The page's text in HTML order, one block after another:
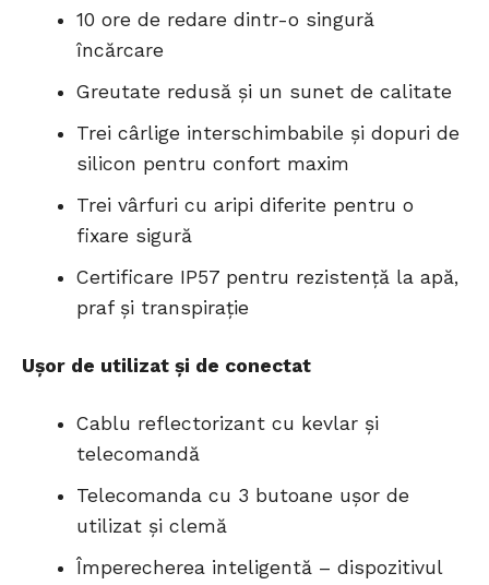
10 ore de redare dintr-o singură
încărcare
Greutate redusă și un sunet de calitate
Trei cârlige interschimbabile și dopuri de
silicon pentru confort maxim
Trei vârfuri cu aripi diferite pentru o
fixare sigură
Certificare IP57 pentru rezistență la apă,
praf și transpirație
Ușor de utilizat și de conectat
Cablu reflectorizant cu kevlar și
telecomandă
Telecomanda cu 3 butoane ușor de
utilizat și clemă
Împerecherea inteligentă – dispozitivul